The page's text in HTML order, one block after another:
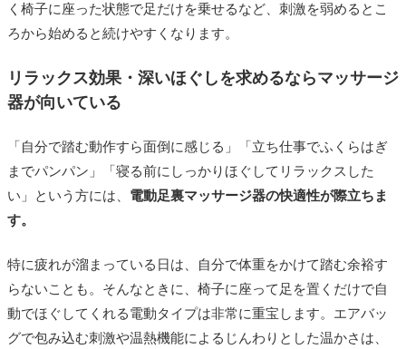
く椅子に座った状態で足だけを乗せるなど、刺激を弱めるとこ
ろから始めると続けやすくなります。
リラックス効果・深いほぐしを求めるならマッサージ
器が向いている
「自分で踏む動作すら面倒に感じる」「立ち仕事でふくらはぎ
までパンパン」「寝る前にしっかりほぐしてリラックスした
い」という方には、 電動足裏マッサージ器の快適性が際立ちま
す。
特に疲れが溜まっている日は、自分で体重をかけて踏む余裕す
らないことも。そんなときに、椅子に座って足を置くだけで自
動でほぐしてくれる電動タイプは非常に重宝します。エアバッ
グで包み込む刺激や温熱機能によるじんわりとした温かさは、